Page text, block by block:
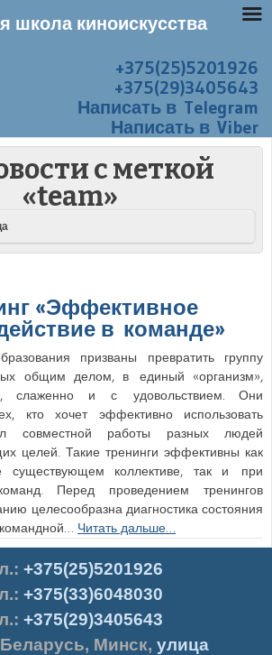
+375(25)5201926
+375(29)3405643
Написать в Telegram
Написать в Viber
с меткой
«team»
«Эффективное
в команде»
призваны превратить группу
общим делом, в единый «организм»,
слаженно и с удовольствием. Они
кто хочет эффективно использовать
совместной работы разных людей
целей. Такие тренинги эффективны как
коллективе, так и при
Перед проведением тренингов
целесообразна диагностика состояния
Читать дальше…
: +375(25)5201926
+375(33)6048030
+375(29)3405643
Беларусь, Минск, улица
школа киноискусства